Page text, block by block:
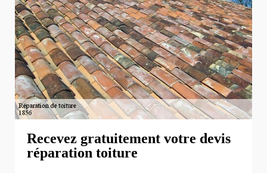
Recevez gratuitement votre devis
réparation toiture